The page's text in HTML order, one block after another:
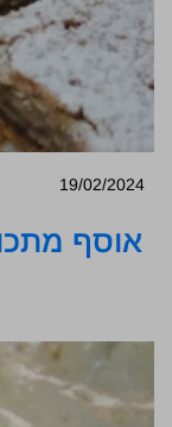
19/02/2024
אוסף